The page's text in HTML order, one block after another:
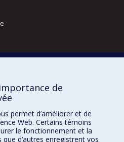
nucléaire
de
permet d’améliorer et de
Web. Certains témoins
le fonctionnement et la
d’autres enregistrent vos